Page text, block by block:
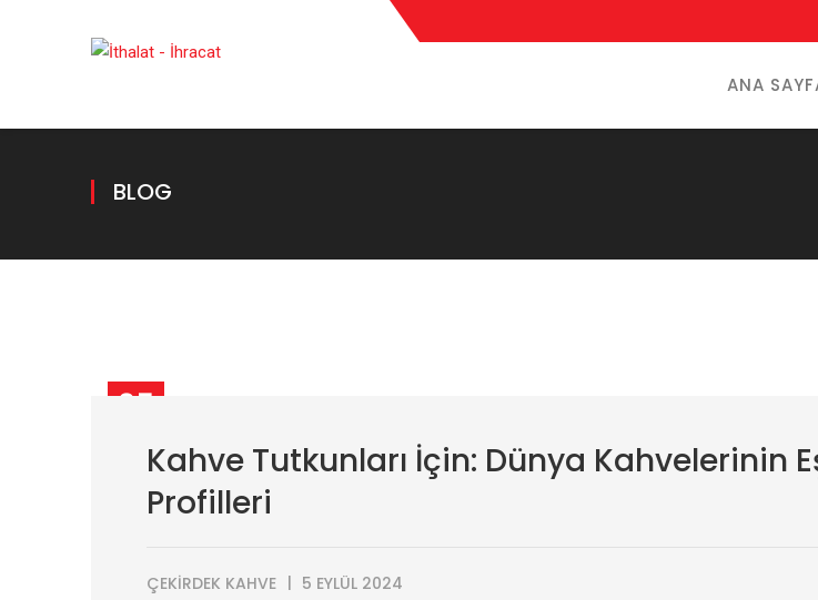
ANA
BLOG
05
Kahve Tutkunları İçin: Dünya Kahvelerinin
Profilleri
ÇEKIRDEK KAHVE 5 EYLÜL 2024